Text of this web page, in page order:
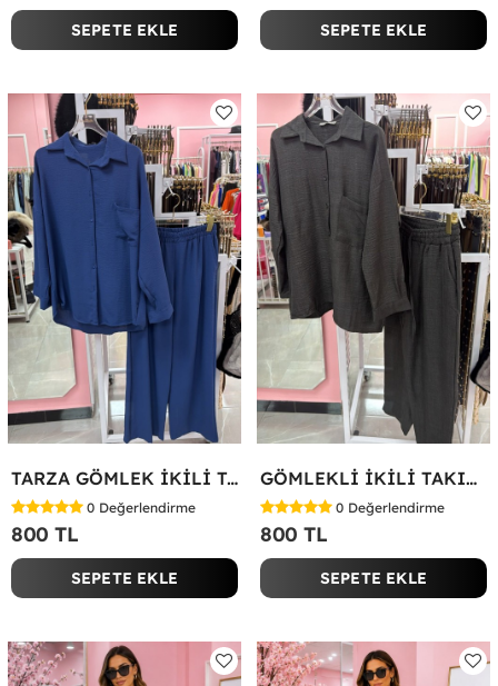
SEPETE EKLE SEPETE EKLE
TARZA GÖMLEK İKİLİ TAKIM Lacivert
0 Değerlendirme
800 TL
SEPETE EKLE
GÖMLEKLİ İKİLİ TAKIM Siyah
0 Değerlendirme
800 TL
SEPETE EKLE